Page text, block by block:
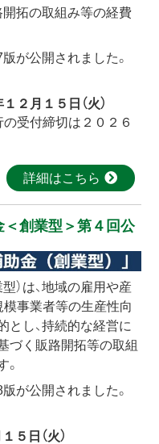
開拓の取組み等の経費
が公開されました。
２月１５日（火）
受付締切は２０２６
詳細はこちら
創業型＞第４回公
）は、地域の雇用や産
事業者等の生産性向
とし、持続的な経営に
づく販路開拓等の取組
が公開されました。
５日（火）